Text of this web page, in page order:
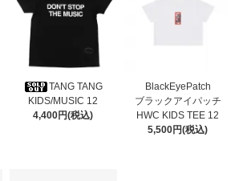
TANG TANG
KIDS/MUSIC 12
4,400円(税込)
BlackEyePatch
ブラックアイパッチ
HWC KIDS TEE 12
5,500円(税込)